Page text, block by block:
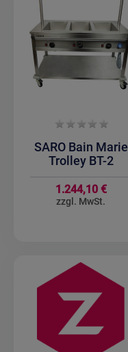
SARO Bain Marie
Trolley BT-2
1.244,10 €